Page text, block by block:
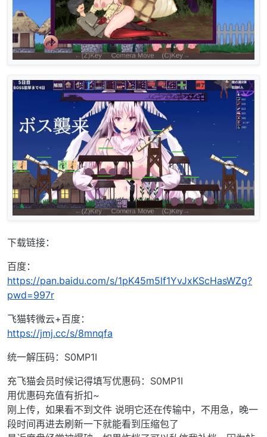
下载链接：
百度：
https://pan.baidu.com/s/1pK45m5lf1YvJxKScHasWZg?
pwd=997r
飞猫转微云+百度：
https://jmj.cc/s/8mnqfa
统一解压码：S0MP1I
充飞猫会员时候记得填写优惠码：S0MP1I
用优惠码充值有折扣~
刚上传，如果看不到文件 说明它还在传输中，不用急，晚一
段时间再进去刷新一下就能看到压缩包了